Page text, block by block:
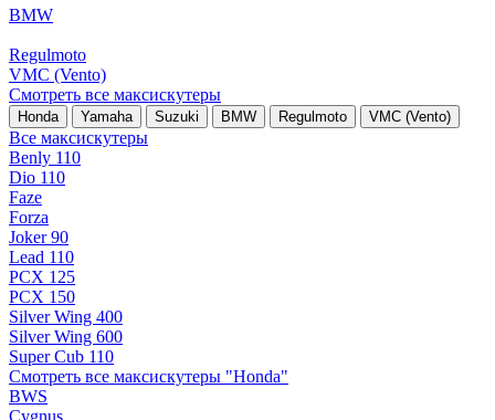
BMW
Regulmoto
VMC (Vento)
Смотреть все максискутеры
Honda Yamaha Suzuki BMW Regulmoto VMC (Vento)
Все максискутеры
Benly 110
Dio 110
Faze
Forza
Joker 90
Lead 110
PCX 125
PCX 150
Silver Wing 400
Silver Wing 600
Super Cub 110
Смотреть все максискутеры "Honda"
BWS